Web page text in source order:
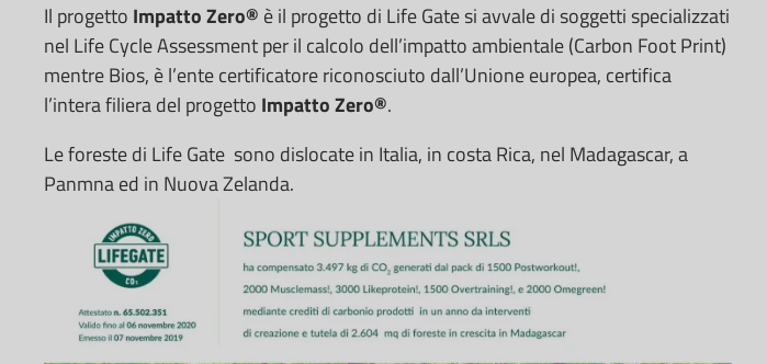
Il progetto Impatto Zero® è il progetto di Life Gate si avvale di soggetti specializzati
nel Life Cycle Assessment per il calcolo dell’impatto ambientale (Carbon Foot Print)
mentre Bios, è l’ente certificatore riconosciuto dall’Unione europea, certifica
l’intera filiera del progetto Impatto Zero®.
Le foreste di Life Gate sono dislocate in Italia, in costa Rica, nel Madagascar, a
Panmna ed in Nuova Zelanda.